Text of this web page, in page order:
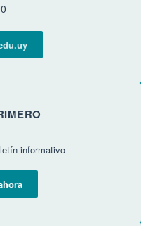
informativo